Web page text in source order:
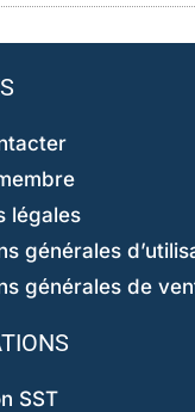
légales
générales
générales de
SST